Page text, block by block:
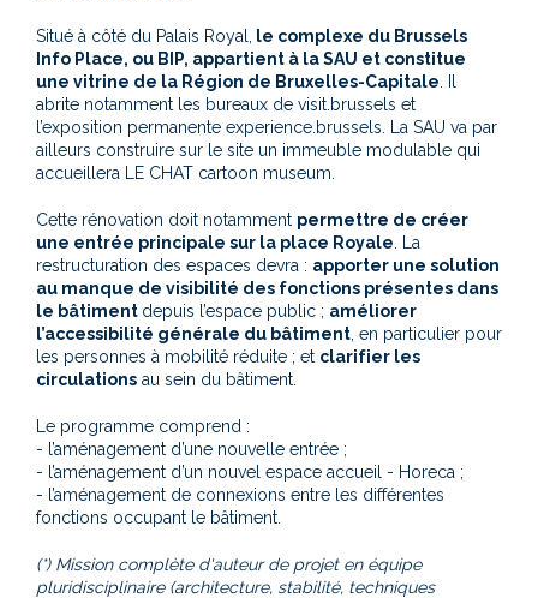
Situé à côté du Palais Royal,
le complexe du Brussels
Info Place, ou BIP, appartient à la SAU et constitue
une vitrine de la Région de Bruxelles-Capitale
abrite notamment les bureaux de visit.brussels et
l’exposition permanente experience.brussels. La SAU va par
ailleurs construire sur le site un immeuble modulable qui
accueillera LE CHAT cartoon museum.
Cette rénovation doit notamment permettre de créer
une entrée principale sur la place Royale . La
restructuration des espaces devra : apporter une solution
au manque de visibilité des fonctions présentes dans
le bâtiment depuis l’espace public ; améliorer
l’accessibilité générale du bâtiment , en particulier pour
les personnes à mobilité réduite ; et clarifier les
circulations au sein du bâtiment.
Le programme comprend :
- l’aménagement d’une nouvelle entrée ;
- l’aménagement d’un nouvel espace accueil - Horeca ;
- l’aménagement de connexions entre les différentes
fonctions occupant le bâtiment.
(*) Mission complète d'auteur de projet en équipe
pluridisciplinaire (architecture, stabilité, techniques